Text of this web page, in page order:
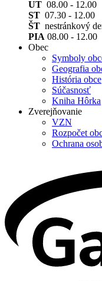
UT 08.00 -
ST 07.30 -
ŠT nestránkový
PIA 08.00 - 12.00
Obec
Symboly
Geografia
História obce
Súčasnosť
Kniha Hôrka
Zverejňovanie
VZN
Rozpočet
Ochrana